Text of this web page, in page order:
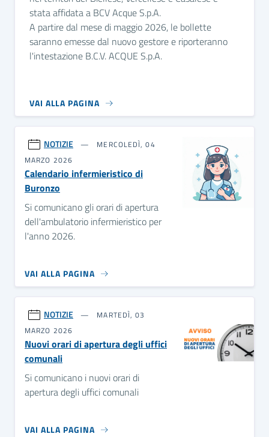
stata affidata a BCV Acque S.p.A.
A partire dal mese di maggio 2026, le bollette
saranno emesse dal nuovo gestore e riporteranno
l'intestazione B.C.V. ACQUE S.p.A.
VAI ALLA PAGINA
NOTIZIE
MERCOLEDÌ, 04
MARZO 2026
Calendario infermieristico di
Buronzo
Si comunicano gli orari di apertura
dell'ambulatorio infermieristico per
l'anno 2026.
VAI ALLA PAGINA
NOTIZIE
MARTEDÌ, 03
MARZO 2026
Nuovi orari di apertura degli uffici
comunali
Si comunicano i nuovi orari di
apertura degli uffici comunali
VAI ALLA PAGINA